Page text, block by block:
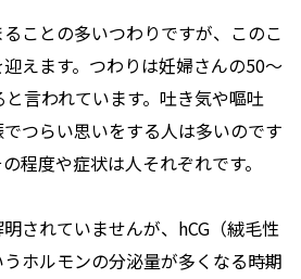
ことの多いつわりですが、このこ
えます。つわりは妊婦さんの50～
言われています。吐き気や嘔吐
でつらい思いをする人は多いのです
程度や症状は人それぞれです。
されていませんが、hCG（絨毛性
ホルモンの分泌量が多くなる時期